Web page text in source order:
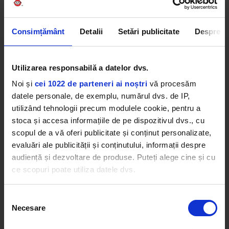
Consimțământ Detalii Setări publicitate Despre
Utilizarea responsabilă a datelor dvs.
Noi și cei 1022 de parteneri ai noștri vă procesăm
datele personale, de exemplu, numărul dvs. de IP,
utilizând tehnologii precum modulele cookie, pentru a
stoca și accesa informațiile de pe dispozitivul dvs., cu
scopul de a vă oferi publicitate și conținut personalizate,
evaluări ale publicității și conținutului, informații despre
audiență și dezvoltare de produse. Puteți alege cine și cu
ce scopuri poate utiliza datele dvs.
Să colectăm informațiile cu privire la locația dvs.
consimțământului
Necesare
România, Vunk a fost mereu în avangarda
inovației. A marcat numeroase premiere, precum
realizarea primului videoclip 3D, organizarea
videoclip live pe Facebook. Piese precum „Pleacă”
„Numai la doi” au dominat topurile radio
săptămâni la rând. Mai mult decât atât, în 2018,
Vunk a devenit prima formație românească
protagonistă a unui documentar – „Jur să spun
adevărul”.
VUNK